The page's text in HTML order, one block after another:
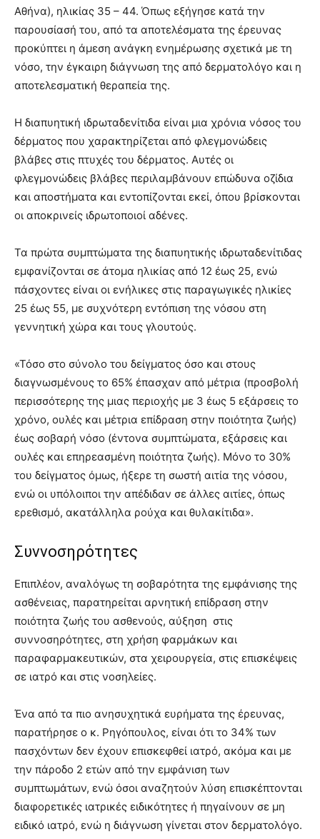
Αθήνα), ηλικίας 35 – 44. Όπως εξήγησε κατά την
παρουσίασή του, από τα αποτελέσματα της έρευνας
προκύπτει η άμεση ανάγκη ενημέρωσης σχετικά με τη
νόσο, την έγκαιρη διάγνωση της από δερματολόγο και η
αποτελεσματική θεραπεία της.
Η διαπυητική ιδρωταδενίτιδα είναι μια χρόνια νόσος του
δέρματος που χαρακτηρίζεται από φλεγμονώδεις
βλάβες στις πτυχές του δέρματος. Αυτές οι
φλεγμονώδεις βλάβες περιλαμβάνουν επώδυνα οζίδια
και αποστήματα και εντοπίζονται εκεί, όπου βρίσκονται
οι αποκρινείς ιδρωτοποιοί αδένες.
Τα πρώτα συμπτώματα της διαπυητικής ιδρωταδενίτιδας
εμφανίζονται σε άτομα ηλικίας από 12 έως 25, ενώ
πάσχοντες είναι οι ενήλικες στις παραγωγικές ηλικίες
25 έως 55, με συχνότερη εντόπιση της νόσου στη
γεννητική χώρα και τους γλουτούς.
«Τόσο στο σύνολο του δείγματος όσο και στους
διαγνωσμένους το 65% έπασχαν από μέτρια (προσβολή
περισσότερης της μιας περιοχής με 3 έως 5 εξάρσεις το
χρόνο, ουλές και μέτρια επίδραση στην ποιότητα ζωής)
έως σοβαρή νόσο (έντονα συμπτώματα, εξάρσεις και
ουλές και επηρεασμένη ποιότητα ζωής). Μόνο το 30%
του δείγματος όμως, ήξερε τη σωστή αιτία της νόσου,
ενώ οι υπόλοιποι την απέδιδαν σε άλλες αιτίες, όπως
ερεθισμό, ακατάλληλα ρούχα και θυλακίτιδα».
Συννοσηρότητες
Επιπλέον, αναλόγως τη σοβαρότητα της εμφάνισης της
ασθένειας, παρατηρείται αρνητική επίδραση στην
ποιότητα ζωής του ασθενούς, αύξηση στις
συννοσηρότητες, στη χρήση φαρμάκων και
παραφαρμακευτικών, στα χειρουργεία, στις επισκέψεις
σε ιατρό και στις νοσηλείες.
Ένα από τα πιο ανησυχητικά ευρήματα της έρευνας,
παρατήρησε ο κ. Ρηγόπουλος, είναι ότι το 34% των
πασχόντων δεν έχουν επισκεφθεί ιατρό, ακόμα και με
την πάροδο 2 ετών από την εμφάνιση των
συμπτωμάτων, ενώ όσοι αναζητούν λύση επισκέπτονται
διαφορετικές ιατρικές ειδικότητες ή πηγαίνουν σε μη
ειδικό ιατρό, ενώ η διάγνωση γίνεται στον δερματολόγο.